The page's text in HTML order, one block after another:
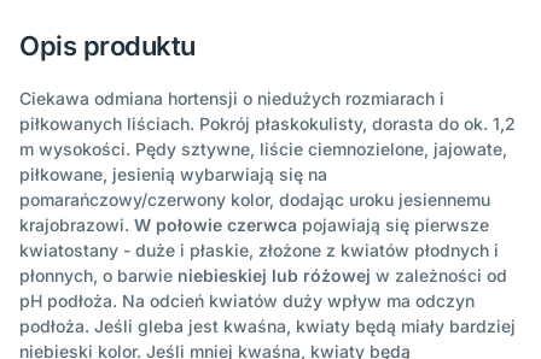
Opis produktu
Ciekawa odmiana hortensji o niedużych rozmiarach i
piłkowanych liściach. Pokrój płaskokulisty, dorasta do ok. 1,2
m wysokości. Pędy sztywne, liście ciemnozielone, jajowate,
piłkowane, jesienią wybarwiają się na
pomarańczowy/czerwony kolor, dodając uroku jesiennemu
krajobrazowi. W połowie czerwca pojawiają się pierwsze
kwiatostany - duże i płaskie, złożone z kwiatów płodnych i
płonnych, o barwie niebieskiej lub różowej w zależności od
pH podłoża. Na odcień kwiatów duży wpływ ma odczyn
podłoża. Jeśli gleba jest kwaśna, kwiaty będą miały bardziej
niebieski kolor. Jeśli mniej kwaśna, kwiaty będą